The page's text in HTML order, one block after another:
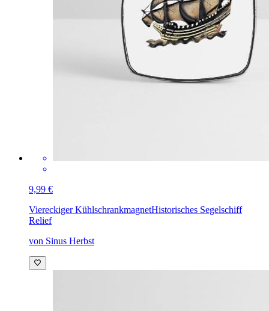
9,99 €
Viereckiger KühlschrankmagnetHistorisches Segelschiff
Relief
von Sinus Herbst